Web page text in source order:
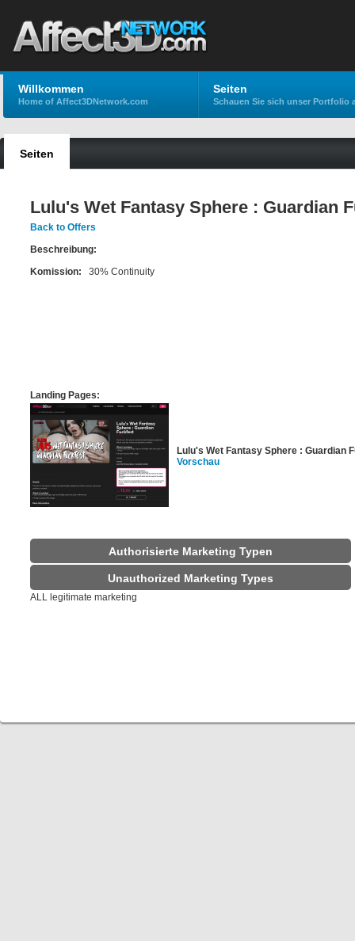
Willkommen
Home of Affect3DNetwork.com
Seiten
Schauen Sie sich unser Portfolio
Seiten
Lulu's Wet Fantasy Sphere : Guardian
Back to Offers
Beschreibung:
Komission: 30% Continuity
Landing Pages:
Lulu's Wet Fantasy Sphere : Guardian
Vorschau
Authorisierte Marketing Typen
Unauthorized Marketing Types
ALL legitimate marketing